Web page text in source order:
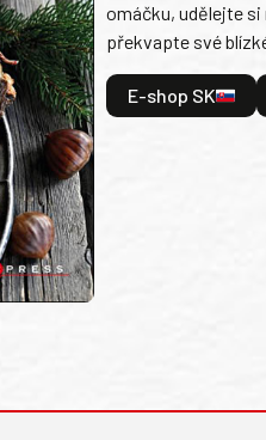
omáčku, udělejte si
překvapte své
E-shop SK